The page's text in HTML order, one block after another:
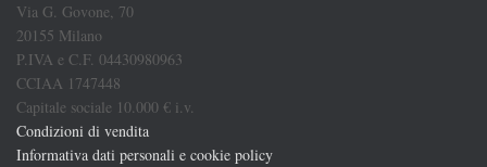
Via G. Govone, 70
20155 Milano
P.IVA e C.F. 04430980963
CCIAA 1747448
Capitale sociale 10.000 € i.v.
Condizioni di vendita
Informativa dati personali e cookie policy